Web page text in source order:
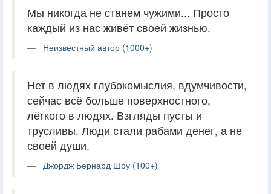
Мы никогда не станем чужими... Просто
каждый из нас живёт своей жизнью.
Неизвестный автор (1000+)
Нет в людях глубокомыслия, вдумчивости,
сейчас всё больше поверхностного,
лёгкого в людях. Взгляды пусты и
трусливы. Люди стали рабами денег, а не
своей души.
Джордж Бернард Шоу (100+)